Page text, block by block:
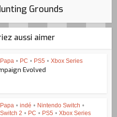
Grounds
aussi aimer
• PC • PS5 • Xbox Series
Evolved
• indé • Nintendo Switch •
2 • PC • PS5 • Xbox Series